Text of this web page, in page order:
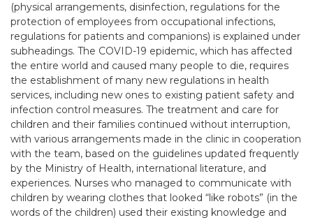
(physical arrangements, disinfection, regulations for the
protection of employees from occupational infections,
regulations for patients and companions) is explained under
subheadings. The COVID-19 epidemic, which has affected
the entire world and caused many people to die, requires
the establishment of many new regulations in health
services, including new ones to existing patient safety and
infection control measures. The treatment and care for
children and their families continued without interruption,
with various arrangements made in the clinic in cooperation
with the team, based on the guidelines updated frequently
by the Ministry of Health, international literature, and
experiences. Nurses who managed to communicate with
children by wearing clothes that looked “like robots” (in the
words of the children) used their existing knowledge and